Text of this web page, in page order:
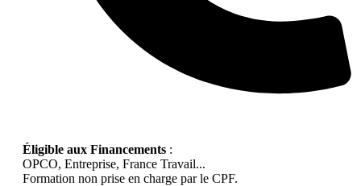
Éligible aux Financements :
OPCO, Entreprise, France Travail...
Formation non prise en charge par le CPF.